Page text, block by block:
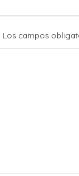
Los campos